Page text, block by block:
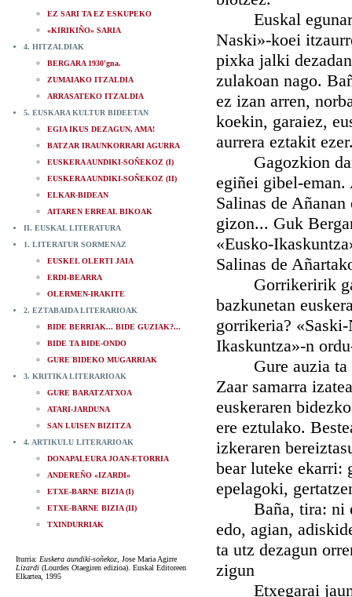
EZ SARI TA EZ ESKUPEKO
«KIRIKIÑO» SARIA
4. HITZALDIAK
BERGARA 1930'gna.
ZUMAIAKO ITZALDIA
ARRASATEKO ITZALDIA
5. EUSKARA KULTUR BIDEETAN
EGIA IKUS DEZAGUN, AMA!
BATZAR IRAUNKORRARI AGURRA
EUSKERA AUNDIKI-SOÑEKOZ (I)
EUSKERA AUNDIKI-SOÑEKOZ (II)
ELKAR-BIDEAN
AITAREN ERREAL BIKOAK
II. EUSKAL LITERATURA
1. LITERATUR SORMENAZ
EUSKEL OLERTI JAIA
ERDI-BEARRA
OLERMEN-IRAKITE
2. EZTABAIDA LITERARIOAK
BIDE BERRIAK... BIDE GUZIAK?...
BIDE TA BIDE-ONDO
GURE BIDEKO MUGARRIAK
3. KRITIKA LITERARIOAK
GURE BARATZATXOA
ATARI-JARDUNA
SAN LUISEN BIZITZA
4. ARTIKULU LITERARIOAK
DONAPALEURA JOAN-ETORRIA
ANDEREÑO «IZARDI»
ETXE-BARNE BIZIA (I)
ETXE-BARNE BIZIA (II)
TXINDURRIAK
Iturria: Euskera aundiki-soñekoz , Jose Maria Agirre
Lizardi (Lourdes Otaegiren edizioa). Euskal Editoreen
Elkartea, 1995
Euskal
Naski»-koei
pixka jalki
zulakoan nago.
ez izan arren,
koekin, garaiez,
aurrera eztakit
Gagozkion
egiñei gibel-eman.
Salinas de
gizon... Guk
«Eusko-
Salinas de
Gorrikeririk
bazkunetan
gorrikeria?
Ikaskuntza»-n
Gure auzia ta
Zaar samarra
euskeraren
ere eztulako.
izkeraren
bear luteke ekarri:
epelagoki,
Baña, tira: ni
edo, agian,
ta utz dezagun
zigun
Etxegarai